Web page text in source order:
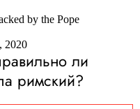
by the Pope
2020
ли
римский?